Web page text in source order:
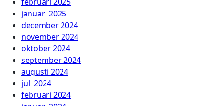
januari 2025
december 2024
november 2024
oktober 2024
september 2024
augusti 2024
juli 2024
februari 2024